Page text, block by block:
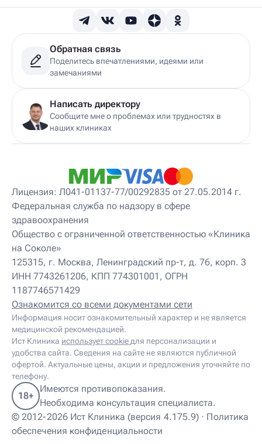
Обратная связь
Поделитесь впечатлениями, идеями или
замечаниями
Написать директору
Сообщите мне о проблемах или трудностях в
наших клиниках
Лицензия: Л041-01137-77/00292835 от 27.05.2014 г.
Федеральная служба по надзору в сфере
здравоохранения
Общество с ограниченной ответственностью «Клиника
на Соколе»
125315, г. Москва, Ленинградский пр-т, д. 76, корп. 3
ИНН 7743261206, КПП 774301001, ОГРН
1187746571429
Ознакомится со всеми документами сети
Информация носит ознакомительный характер и не является
медицинской рекомендацией.
Ист Клиника использует cookie для персонализации и
удобства сайта. Сведения на сайте не являются публичной
офертой. Актуальные цены, акции и предложения уточняйте по
телефону.
© 2012-2026 Ист Клиника (версия 4.175.9) · Политика
обеспечения конфиденциальности
Имеются противопоказания.
Необходима консультация специалиста.
18+